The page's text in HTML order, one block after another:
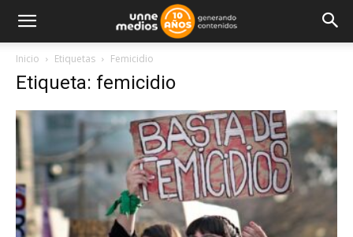
Inicio Etiquetas Femicidio
Etiqueta: femicidio